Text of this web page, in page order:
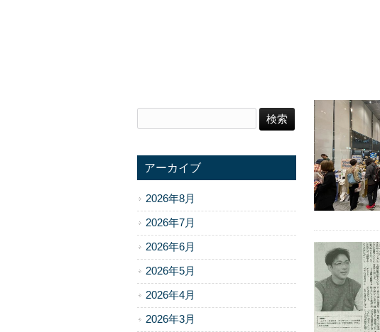
アーカイブ
2026年8月
2026年7月
2026年6月
2026年5月
2026年4月
2026年3月